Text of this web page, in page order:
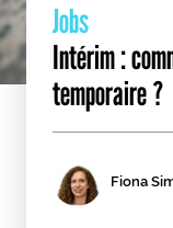
Jobs
Intérim :
temporaire ?
Fiona